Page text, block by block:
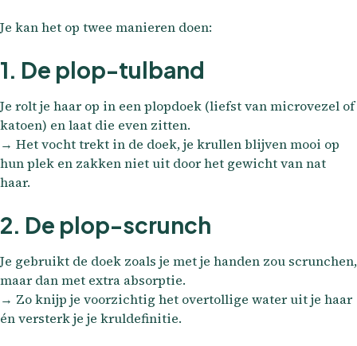
Je kan het op twee manieren doen:
1. De plop-tulband
Je rolt je haar op in een plopdoek (liefst van microvezel of
katoen) en laat die even zitten.
→ Het vocht trekt in de doek, je krullen blijven mooi op
hun plek en zakken niet uit door het gewicht van nat
haar.
2. De plop-scrunch
Je gebruikt de doek zoals je met je handen zou scrunchen,
maar dan met extra absorptie.
→ Zo knijp je voorzichtig het overtollige water uit je haar
én versterk je je kruldefinitie.